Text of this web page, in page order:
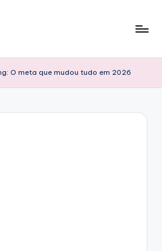
O meta que mudou tudo em 2026